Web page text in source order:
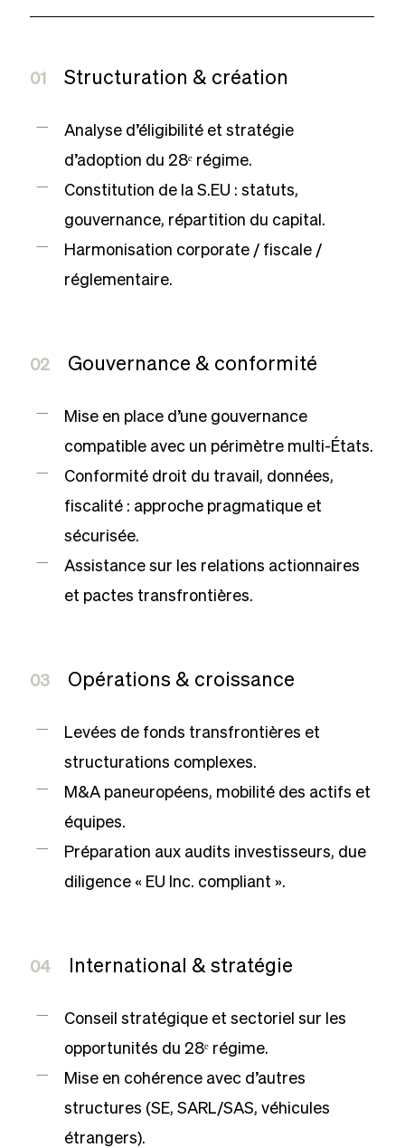
01 Structuration & création
Analyse d’éligibilité et stratégie
d’adoption du 28ᵉ régime.
Constitution de la S.EU : statuts,
gouvernance, répartition du capital.
Harmonisation corporate / fiscale /
réglementaire.
02 Gouvernance & conformité
Mise en place d’une gouvernance
compatible avec un périmètre multi-États.
Conformité droit du travail, données,
fiscalité : approche pragmatique et
sécurisée.
Assistance sur les relations actionnaires
et pactes transfrontières.
03 Opérations & croissance
Levées de fonds transfrontières et
structurations complexes.
M&A paneuropéens, mobilité des actifs et
équipes.
Préparation aux audits investisseurs, due
diligence « EU Inc. compliant ».
04 International & stratégie
Conseil stratégique et sectoriel sur les
opportunités du 28ᵉ régime.
Mise en cohérence avec d’autres
structures (SE, SARL/SAS, véhicules
étrangers).